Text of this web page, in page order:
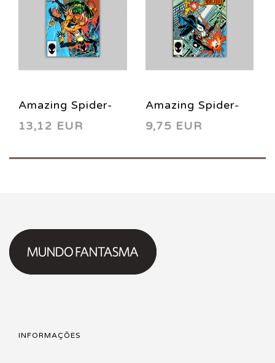
Amazing Spider-
Man 257 1984
13,12 EUR
Amazing Spider-
Man 269 1985
9,75 EUR
INFORMAÇÕES